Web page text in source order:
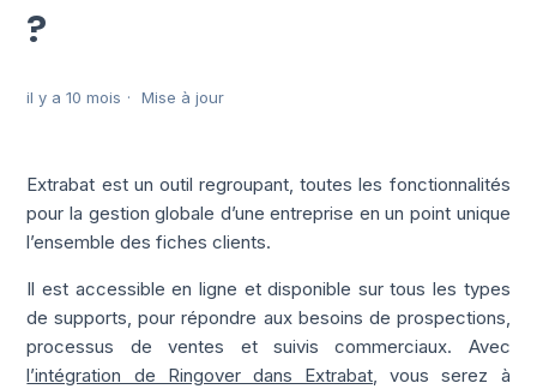
?
il y a 10 mois Mise à jour
Extrabat est un outil regroupant, toutes les fonctionnalités
pour la gestion globale d’une entreprise en un point unique
l’ensemble des fiches clients.
Il est accessible en ligne et disponible sur tous les types
de supports, pour répondre aux besoins de prospections,
processus de ventes et suivis commerciaux. Avec
l’intégration de Ringover dans Extrabat, vous serez à